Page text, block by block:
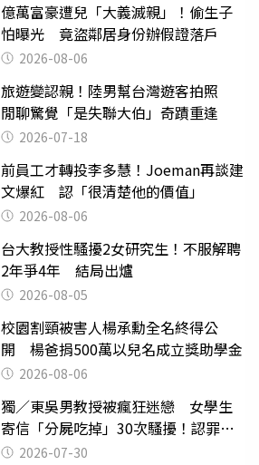
億萬富豪遭兒「大義滅親」！偷生子
怕曝光 竟盜鄰居身份辦假證落戶
2026-08-06
旅遊變認親！陸男幫台灣遊客拍照
閒聊驚覺「是失聯大伯」奇蹟重逢
2026-07-18
前員工才轉投李多慧！Joeman再談建
文爆紅 認「很清楚他的價值」
2026-08-06
台大教授性騷擾2女研究生！不服解聘
2年爭4年 結局出爐
2026-08-05
校園割頸被害人楊承勳全名終得公
開 楊爸捐500萬以兒名成立獎助學金
2026-08-06
獨／東吳男教授被瘋狂迷戀 女學生
寄信「分屍吃掉」30次騷擾！認罪免
關 2026-07-30